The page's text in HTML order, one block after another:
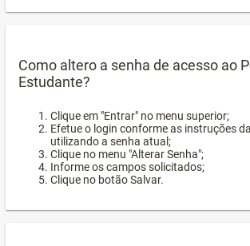
Como altero a senha de acesso ao
Estudante?
Clique em "Entrar" no menu superior;
Efetue o login conforme as instruções
utilizando a senha atual;
Clique no menu "Alterar Senha";
Informe os campos solicitados;
Clique no botão Salvar.